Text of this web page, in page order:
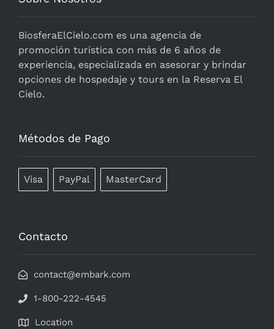
BiosferaElCielo.com es una agencia de
promoción turistica con más de 6 años de
experiencia, especializada en asesorar y brindar
opciones de hospedaje y tours en la Reserva El
Cielo.
Métodos de Pago
Visa PayPal MasterCard
Contacto
contact@embark.com
1-800-222-4545
Location